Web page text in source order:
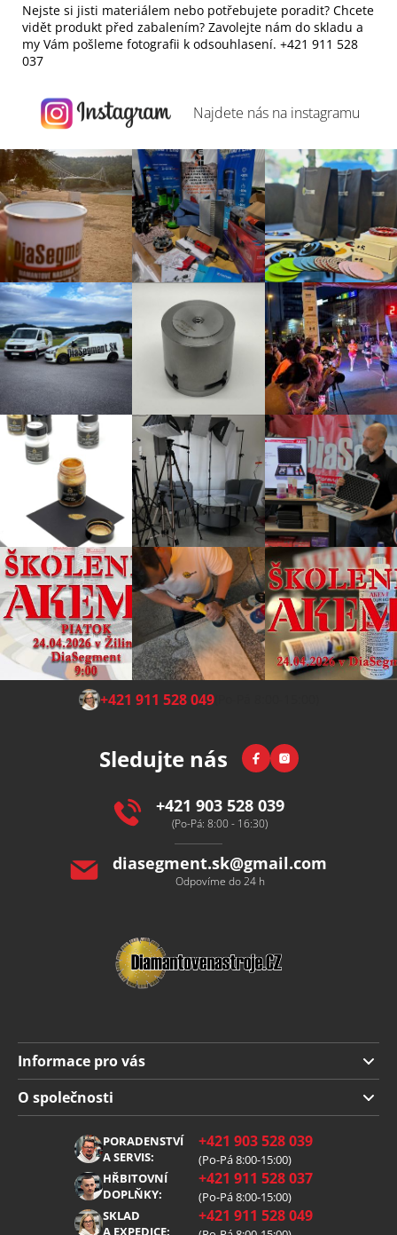
Nejste si jisti materiálem nebo potřebujete poradit? Chcete
vidět produkt před zabalením? Zavolejte nám do skladu a
my Vám pošleme fotografii k odsouhlasení. +421 911 528
037
Najdete nás na instagramu
Z +421 911 528 049(Po-Pá 8:00-15:00)
Sledujte nás FacebookInstagram
+421 903 528 039
(Po-Pá: 8:00 - 16:30)
diasegment.sk@gmail.com
Odpovíme do 24 h
Informace pro vás
Doprava a platba
Obchodní podmínky
Reklamace
Zpracování osobních údajů
O společnosti
PORADENSTVÍ
A SERVIS:
+421 903 528 039
(Po-Pá 8:00-15:00)
HŘBITOVNÍ
DOPLŇKY:
+421 911 528 037
(Po-Pá 8:00-15:00)
SKLAD
A EXPEDICE:
+421 911 528 049